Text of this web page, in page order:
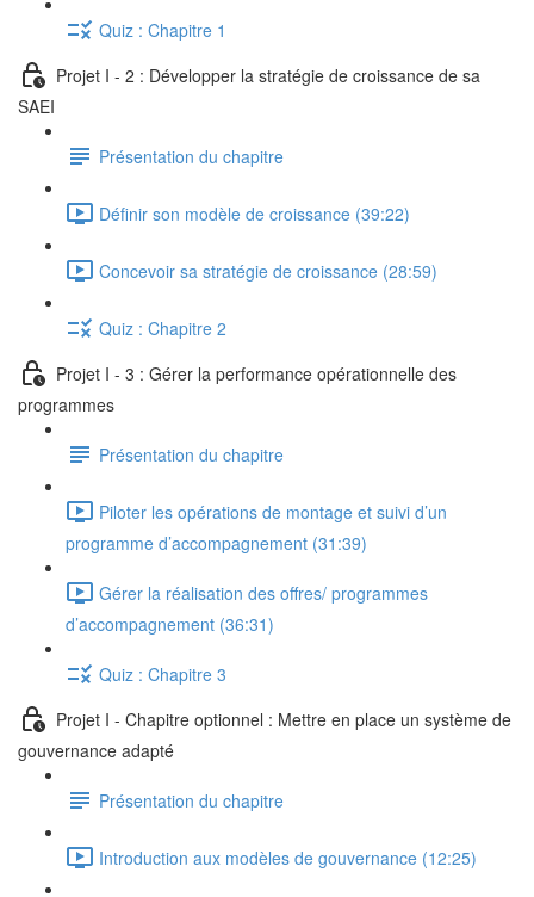
Quiz : Chapitre 1
Projet I - 2 : Développer la stratégie de croissance de sa
SAEI
Présentation du chapitre
Définir son modèle de croissance (39:22)
Concevoir sa stratégie de croissance (28:59)
Quiz : Chapitre 2
Projet I - 3 : Gérer la performance opérationnelle des
programmes
Présentation du chapitre
Piloter les opérations de montage et suivi d’un
programme d’accompagnement (31:39)
Gérer la réalisation des offres/ programmes
d’accompagnement (36:31)
Quiz : Chapitre 3
Projet I - Chapitre optionnel : Mettre en place un système de
gouvernance adapté
Présentation du chapitre
Introduction aux modèles de gouvernance (12:25)